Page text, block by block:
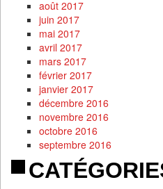
août 2017
juin 2017
mai 2017
avril 2017
mars 2017
février 2017
janvier 2017
décembre 2016
novembre 2016
octobre 2016
septembre 2016